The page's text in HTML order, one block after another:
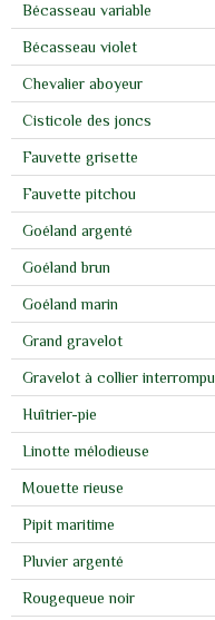
Bécasseau variable
Bécasseau violet
Chevalier aboyeur
Cisticole des joncs
Fauvette grisette
Fauvette pitchou
Goéland argenté
Goéland brun
Goéland marin
Grand gravelot
Gravelot à collier interrompu
Huîtrier-pie
Linotte mélodieuse
Mouette rieuse
Pipit maritime
Pluvier argenté
Rougequeue noir